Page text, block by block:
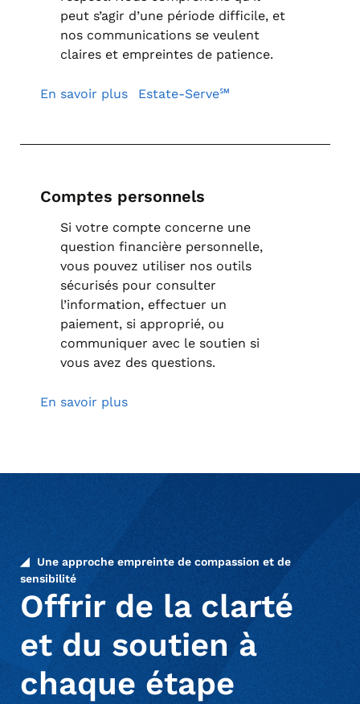
peut s’agir d’une période difficile, et
nos communications se veulent
claires et empreintes de patience.
En savoir plus Estate-Serve℠
Comptes personnels
Si votre compte concerne une
question financière personnelle,
vous pouvez utiliser nos outils
sécurisés pour consulter
l’information, effectuer un
paiement, si approprié, ou
communiquer avec le soutien si
vous avez des questions.
En savoir plus
Une approche empreinte de compassion et de
sensibilité
Offrir de la clarté
et du soutien à
chaque étape